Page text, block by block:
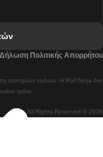
All Rights Reserved © 2026
εισιτηρίων τρένων. Η Rail Ninja δεν
τρένο.
Δήλωση Πολιτικής Απορρήτου